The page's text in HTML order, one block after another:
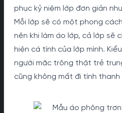
phục kỷ niệm lớp đơn giản
Mỗi lớp sẽ có một phong
nên khi làm áo lớp, cả lớp sẽ
hiện cá tính của lớp mình.
người mặc trông thật trẻ
cũng không mất đi tính thanh